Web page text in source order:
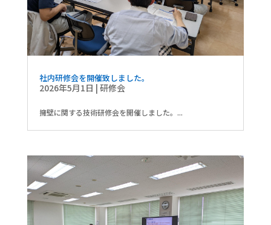
社内研修会を開催致しました。
2026年5月1日 | 研修会
擁壁に関する技術研修会を開催しました。...